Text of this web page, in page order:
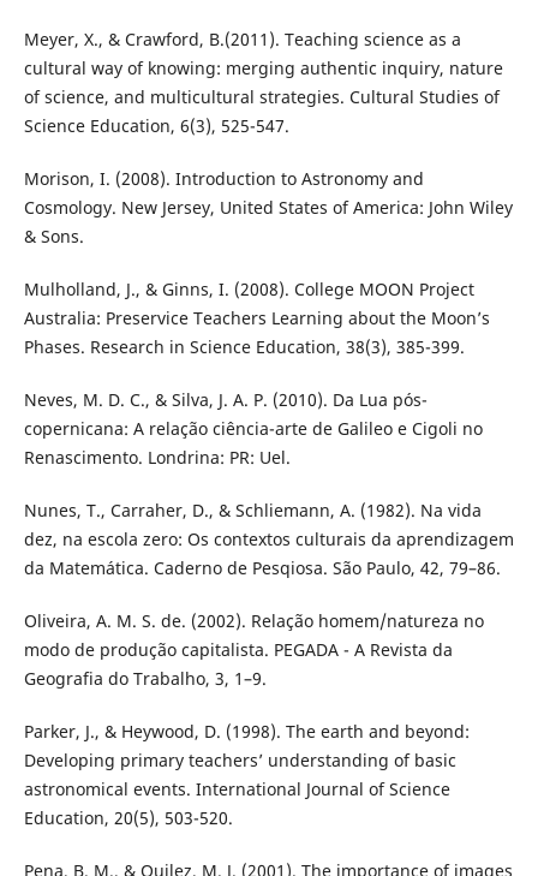
Meyer, X., & Crawford, B.(2011). Teaching science as a
cultural way of knowing: merging authentic inquiry, nature
of science, and multicultural strategies. Cultural Studies of
Science Education, 6(3), 525-547.
Morison, I. (2008). Introduction to Astronomy and
Cosmology. New Jersey, United States of America: John Wiley
& Sons.
Mulholland, J., & Ginns, I. (2008). College MOON Project
Australia: Preservice Teachers Learning about the Moon’s
Phases. Research in Science Education, 38(3), 385-399.
Neves, M. D. C., & Silva, J. A. P. (2010). Da Lua pós-
copernicana: A relação ciência-arte de Galileo e Cigoli no
Renascimento. Londrina: PR: Uel.
Nunes, T., Carraher, D., & Schliemann, A. (1982). Na vida
dez, na escola zero: Os contextos culturais da aprendizagem
da Matemática. Caderno de Pesqiosa. São Paulo, 42, 79–86.
Oliveira, A. M. S. de. (2002). Relação homem/natureza no
modo de produção capitalista. PEGADA - A Revista da
Geografia do Trabalho, 3, 1–9.
Parker, J., & Heywood, D. (1998). The earth and beyond:
Developing primary teachers’ understanding of basic
astronomical events. International Journal of Science
Education, 20(5), 503-520.
Pena, B. M., & Quilez, M. J. (2001). The importance of images